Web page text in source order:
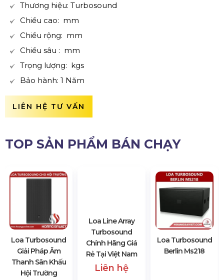
Thương hiệu: Turbosound
Chiều cao: mm
Chiều rộng: mm
Chiều sâu : mm
Trọng lượng: kgs
Bảo hành: 1 Năm
LIÊN HỆ TƯ VẤN
TOP SẢN PHẨM BÁN CHẠY
Loa Turbosound
Giải Pháp Âm
Thanh Sân Khấu
Hội Trường
Loa Line Array
Turbosound
Chính Hãng Giá
Rẻ Tại Việt Nam
Loa Turbosound
Berlin Ms218